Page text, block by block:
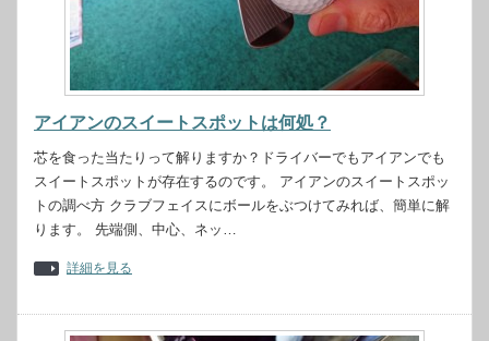
アイアンのスイートスポットは何処？
芯を食った当たりって解りますか？ドライバーでもアイアンでも
スイートスポットが存在するのです。 アイアンのスイートスポッ
トの調べ方 クラブフェイスにボールをぶつけてみれば、簡単に解
ります。 先端側、中心、ネッ…
詳細を見る